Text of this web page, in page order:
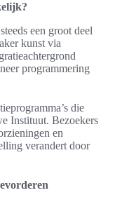
een groot deel
kunst via
programmering
die
Instituut. Bezoekers
en
verandert door